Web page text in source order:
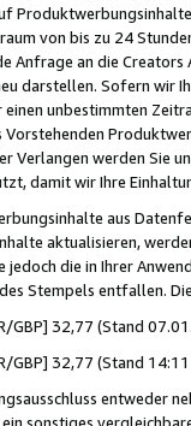
von bis zu 24
Anfrage an die
darstellen. Sofern wir
unbestimmten
Verlangen werden Sie
damit wir Ihre
aus
aktualisieren,
die in Ihrer
Stempels entfallen.
GBP] 32,77 (Stand
GBP] 32,77 (Stand
entweder
sonstiges